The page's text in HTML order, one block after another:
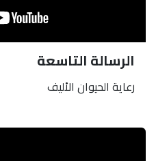
الرسالة التاسعة
رعاية الحيوان الأليف